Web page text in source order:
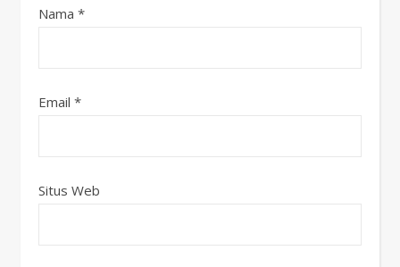
Nama *
Email *
Situs Web